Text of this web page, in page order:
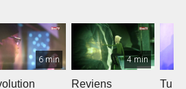
6 min 4 min
Reviens Tu